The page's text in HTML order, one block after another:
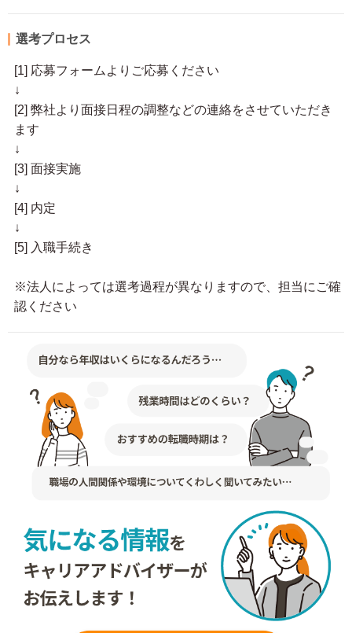
選考プロセス
[1] 応募フォームよりご応募ください
↓
[2] 弊社より面接日程の調整などの連絡をさせていただき
ます
↓
[3] 面接実施
↓
[4] 内定
↓
[5] 入職手続き
※法人によっては選考過程が異なりますので、担当にご確
認ください